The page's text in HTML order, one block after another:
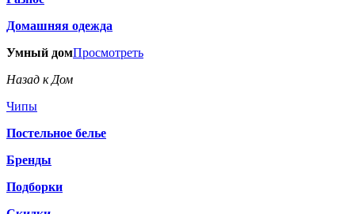
Домашняя одежда
Умный домПросмотреть
Назад к Дом
Чипы
Постельное белье
Бренды
Подборки